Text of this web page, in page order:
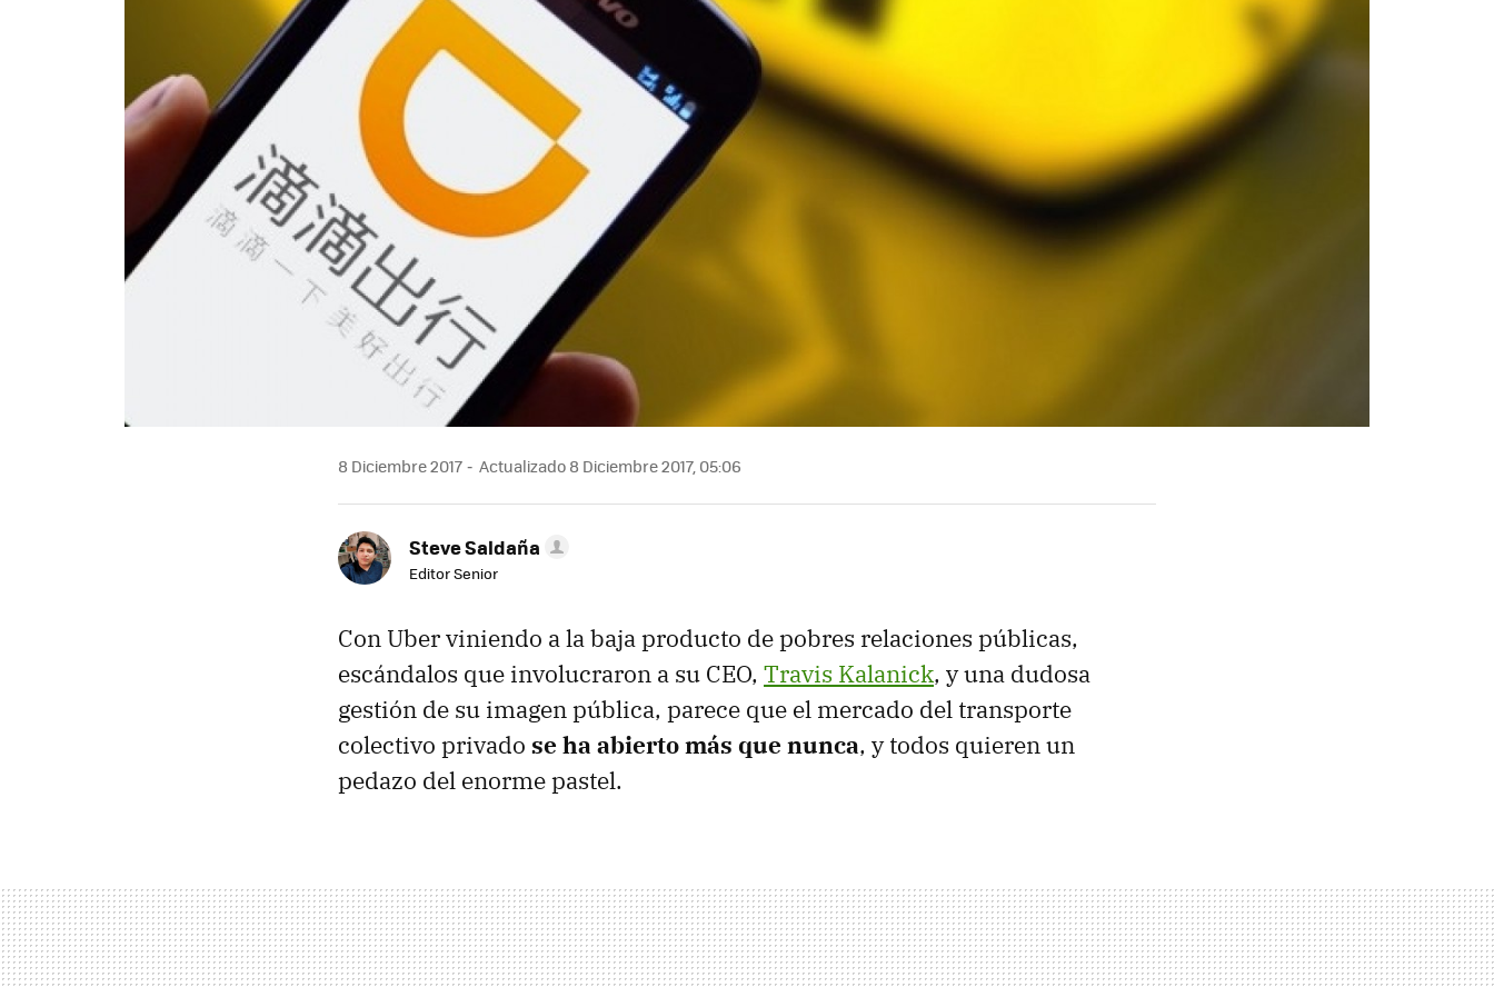
8 Diciembre 2017 Actualizado 8 Diciembre 2017, 05:06
Steve Saldaña
Editor Senior
Con Uber viniendo a la baja producto de pobres relaciones públicas,
escándalos que involucraron a su CEO, Travis Kalanick, y una dudosa
gestión de su imagen pública, parece que el mercado del transporte
colectivo privado se ha abierto más que nunca, y todos quieren un
pedazo del enorme pastel.